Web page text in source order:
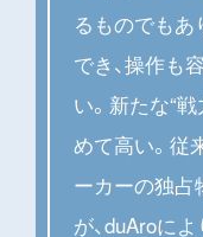
るものでもあ
でき、操作も
い。新たな“
めて高い。従
ーカーの独占
が、duAroに